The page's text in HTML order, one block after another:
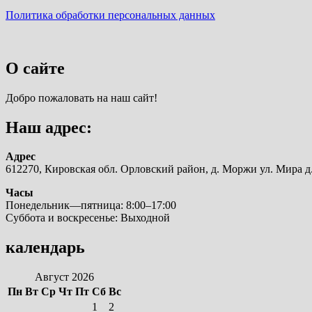
Политика обработки персональных данных
О сайте
Добро пожаловать на наш сайт!
Наш адрес:
Адрес
612270, Кировская обл. Орловский район, д. Моржи ул. Мира
Часы
Понедельник—пятница: 8:00–17:00
Суббота и воскресенье: Выходной
календарь
Август 2026
Пн Вт Ср Чт Пт Сб Вс
1
2